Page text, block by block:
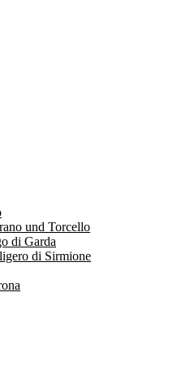
und Torcello
di Garda
di Sirmione